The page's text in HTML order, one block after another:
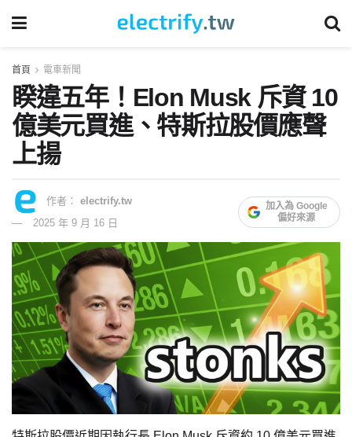
首頁 電車新聞
睽違五年！Elon Musk 斥資 10
億美元買進、特斯拉股價應聲
上揚
作者： electrify.tw
2025 年 9 月 16 日
加入為 Google
偏好來源